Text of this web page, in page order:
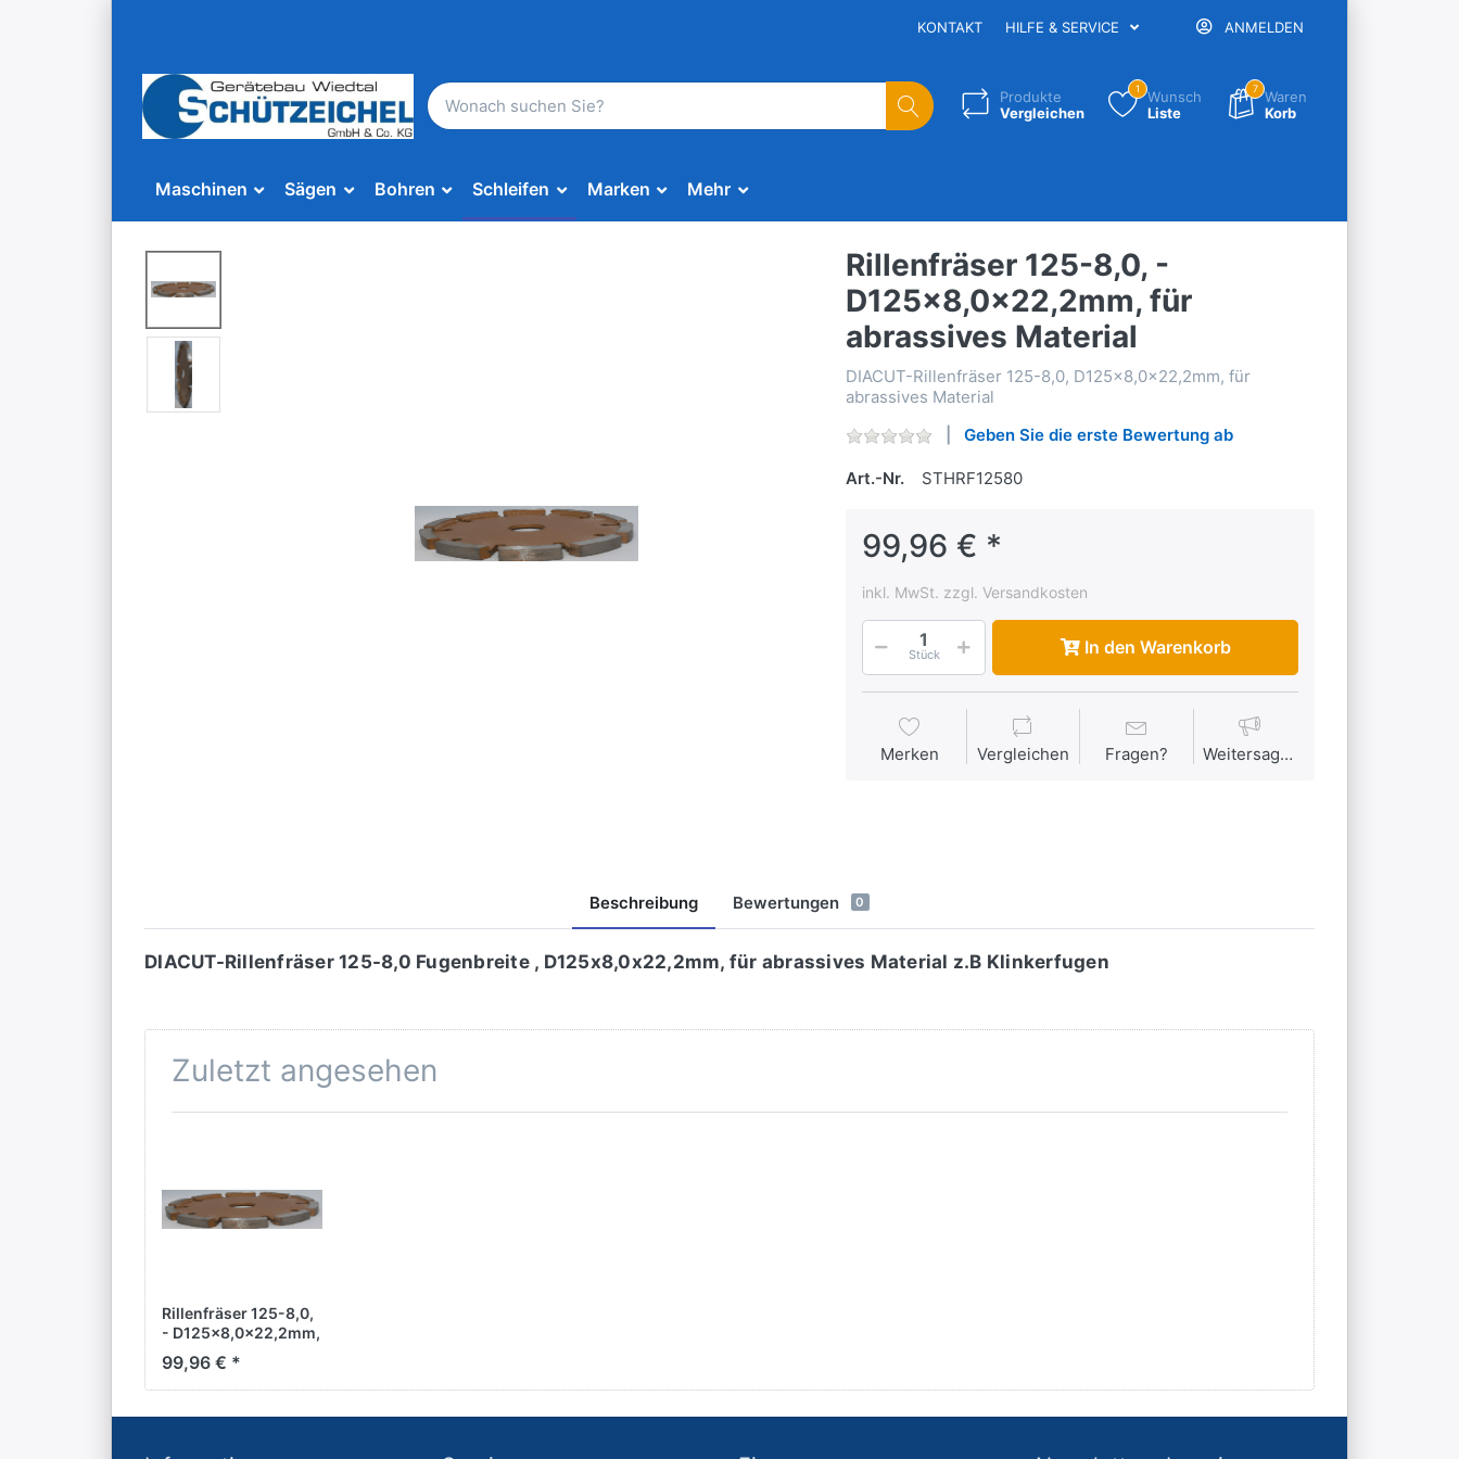
KONTAKT HILFE & SERVICE ANMELDEN
Produkte
Vergleichen
1
Wunsch
Liste
7 Waren
Korb
Maschinen Sägen Bohren Schleifen Marken Mehr
Rillenfräser 125-8,0, -
D125x8,0x22,2mm, für
abrassives Material
DIACUT-Rillenfräser 125-8,0, D125x8,0x22,2mm, für
abrassives Material
Geben Sie die erste Bewertung ab
Art.-Nr. STHRF12580
99,96 € *
inkl. MwSt. zzgl. Versandkosten
Stück In den Warenkorb
Merken Vergleichen Fragen? Weitersagen
Beschreibung Bewertungen 0
DIACUT-Rillenfräser 125-8,0 Fugenbreite , D125x8,0x22,2mm, für abrassives Material z.B Klinkerfugen
Zuletzt angesehen
Rillenfräser 125-8,0,
- D125x8,0x22,2mm,
für abrassives
Material
99,96 € *